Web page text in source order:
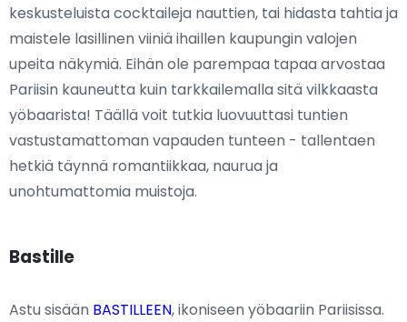
keskusteluista cocktaileja nauttien, tai hidasta tahtia ja
maistele lasillinen viiniä ihaillen kaupungin valojen
upeita näkymiä. Eihän ole parempaa tapaa arvostaa
Pariisin kauneutta kuin tarkkailemalla sitä vilkkaasta
yöbaarista! Täällä voit tutkia luovuuttasi tuntien
vastustamattoman vapauden tunteen - tallentaen
hetkiä täynnä romantiikkaa, naurua ja
unohtumattomia muistoja.
Bastille
Astu sisään BASTILLEEN, ikoniseen yöbaariin Pariisissa.